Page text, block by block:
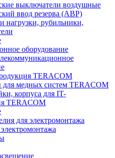
выключатели воздушные
ввод резерва (АВР)
нагрузки, рубильники,
оборудование
TERACOM
медных систем TERACOM
корпуса для IT-
TERACOM
для электромонтажа